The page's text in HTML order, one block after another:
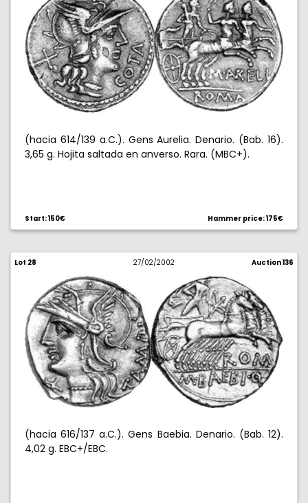
(hacia 614/139 a.C.). Gens Aurelia. Denario. (Bab. 16).
3,65 g. Hojita saltada en anverso. Rara. (MBC+).
Start: 150€ Hammer price: 175€
Lot 28 27/02/2002 Auction 136
(hacia 616/137 a.C.). Gens Baebia. Denario. (Bab. 12).
4,02 g. EBC+/EBC.